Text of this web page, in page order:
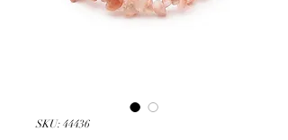
SKU: 44436